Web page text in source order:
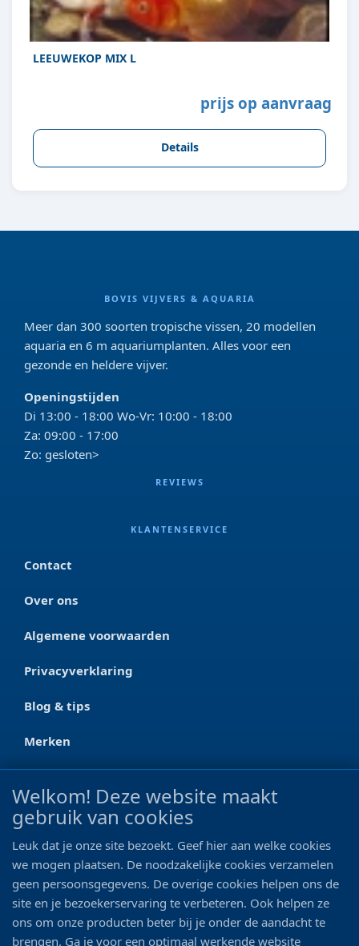
LEEUWEKOP MIX L
prijs op aanvraag
Details
BOVIS VIJVERS & AQUARIA
Meer dan 300 soorten tropische vissen, 20 modellen
aquaria en 6 m aquariumplanten. Alles voor een
gezonde en heldere vijver.
Openingstijden
Di 13:00 - 18:00 Wo-Vr: 10:00 - 18:00
Za: 09:00 - 17:00
Zo: gesloten>
REVIEWS
KLANTENSERVICE
Contact
Over ons
Algemene voorwaarden
Privacyverklaring
Blog & tips
Merken
CONTACT
Ootmarsumseweg 125a
0546 - 622 990
06 - 11 19 81 42
info@bo-vis.nl
Welkom! Deze website maakt
gebruik van cookies
Leuk dat je onze site bezoekt. Geef hier aan welke cookies
we mogen plaatsen. De noodzakelijke cookies verzamelen
geen persoonsgegevens. De overige cookies helpen ons de
site en je bezoekerservaring te verbeteren. Ook helpen ze
ons om onze producten beter bij je onder de aandacht te
brengen. Ga je voor een optimaal werkende website